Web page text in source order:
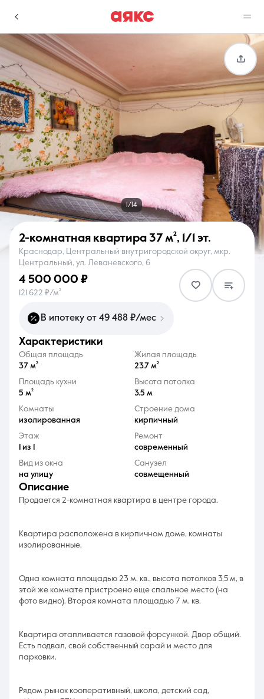
г. Краснодар
Избранное
0 объявлений 0 объявлений
Недвижимость Услуги
О компании Контакты
8 (861) 297-00-00
Ежедневно с 08:30 до 20:00
1/14
2-комнатная квартира 37 м², 1/1 эт.
Краснодар, Центральный внутригородской округ, мкр.
Центральный, ул. Леваневского, 6
4 500 000 ₽
121 622 ₽/м²
В ипотеку от 49 488 ₽/мес
характеристики
Общая площадь
37 м²
Жилая площадь
23.7 м²
Площадь кухни
5 м²
Высота потолка
3.5 м
Комнаты
изолированная
Строение дома
кирпичный
Этаж
1 из 1
Ремонт
современный
Вид из окна
на улицу
Санузел
совмещенный
описание
Продается 2-комнатная квартира в центре города.
Квартира расположена в кирпичном доме, комнаты
изолированные.
Одна комната площадью 23 м. кв., высота потолков 3,5 м, в
этой же комнате пристроено еще спальное место (на
фото видно). Вторая комната площадью 7 м. кв.
Квартира отапливается газовой форсункой. Двор общий.
Есть подвал, свой собственный сарай и место для
парковки.
Рядом рынок кооперативный, школа, детский сад,